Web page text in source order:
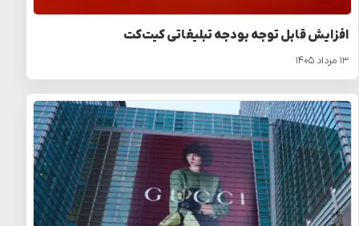
افزایش قابل توجه بودجه تبلیغاتی کیت‌کت
۱۳ مرداد ۱۴۰۵